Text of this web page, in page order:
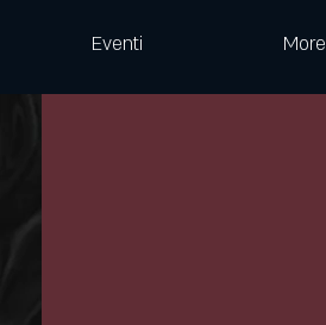
Eventi More